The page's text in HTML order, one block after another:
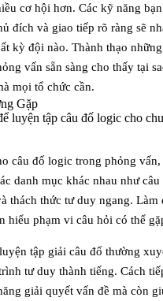
cơ hội hơn. Các kỹ năng
đích và giao tiếp rõ ràng sẽ
kỳ đội nào. Thành thạo
vấn sẵn sàng cho thấy tại
mọi tổ chức cần.
Gặp
luyện tập câu đố logic cho
câu đố logic trong phỏng vấn,
danh mục khác nhau nhưcâu
thách thức tư duy ngang. Làm
hiểu phạm vi câu hỏi có thể
tập giải câu đố thường
tư duy thành tiếng. Cách
giải quyết vấn đề mà còn